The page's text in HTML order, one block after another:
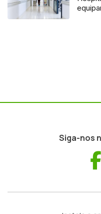
Siga-nos